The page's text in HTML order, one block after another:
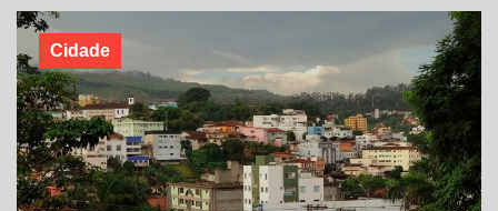
Cidade